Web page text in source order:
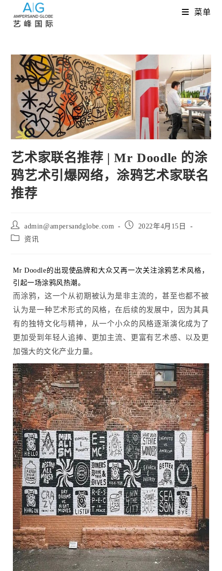
菜单
艺术家联名推荐 | Mr Doodle 的涂
鸦艺术引爆网络，涂鸦艺术家联名
推荐
Post
author:
admin@ampersandglobe.com
Post
2022年4月15日
Post 资讯
Mr Doodle的出现使品牌和大众又再一次关注涂鸦艺术风格，
引起一场涂鸦风热潮。
而涂鸦，这一个从初期被认为是非主流的，甚至也都不被
认为是一种艺术形式的风格，在后续的发展中，因为其具
有的独特文化与精神，从一个小众的风格逐渐演化成为了
更加受到年轻人追捧、更加主流、更富有艺术感、以及更
加强大的文化产业力量。